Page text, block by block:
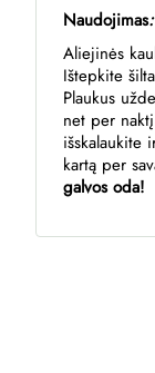
Naudojimas:
Aliejinės
Ištepkite
Plaukus
net per
išskalaukite
kartą per
galvos oda!